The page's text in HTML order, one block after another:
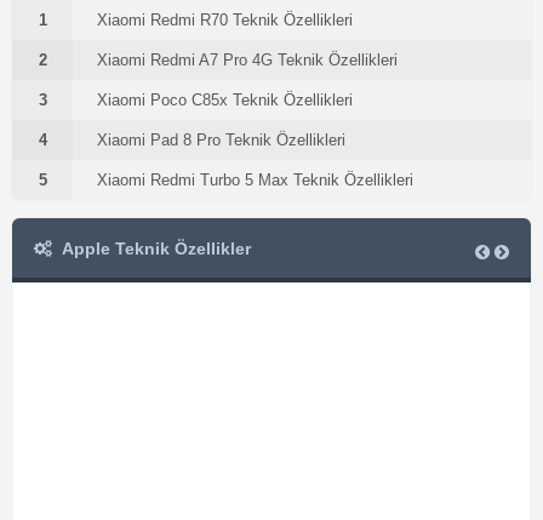
1 Xiaomi Redmi R70 Teknik Özellikleri
2 Xiaomi Redmi A7 Pro 4G Teknik Özellikleri
3 Xiaomi Poco C85x Teknik Özellikleri
4 Xiaomi Pad 8 Pro Teknik Özellikleri
5 Xiaomi Redmi Turbo 5 Max Teknik Özellikleri
Apple Teknik Özellikler